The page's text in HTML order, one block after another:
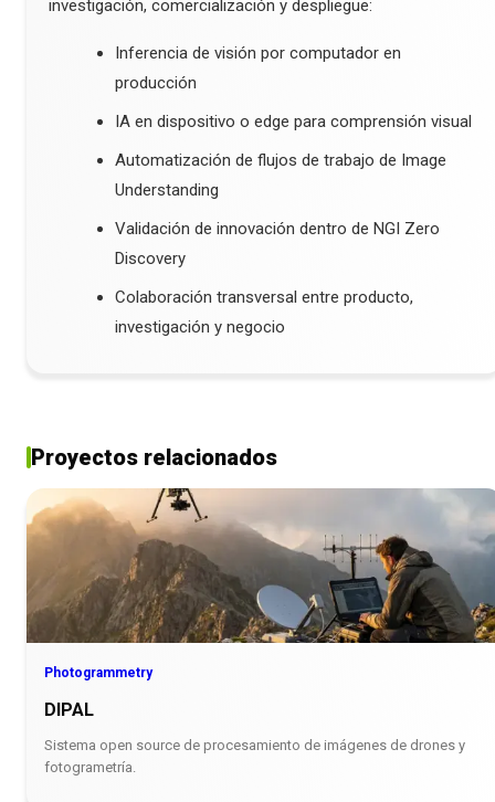
investigación, comercialización y despliegue:
Inferencia de visión por computador en
producción
IA en dispositivo o edge para comprensión visual
Automatización de flujos de trabajo de Image
Understanding
Validación de innovación dentro de NGI Zero
Discovery
Colaboración transversal entre producto,
investigación y negocio
Proyectos relacionados
Photogrammetry
DIPAL
Sistema open source de procesamiento de imágenes de drones y
fotogrametría.